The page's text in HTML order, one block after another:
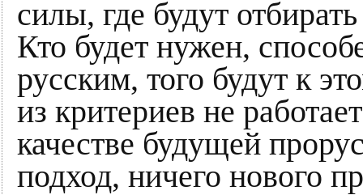
силы, где будут
Кто будет нужен,
русским, того будут к
из критериев не
качестве будущей
подход, ничего нового